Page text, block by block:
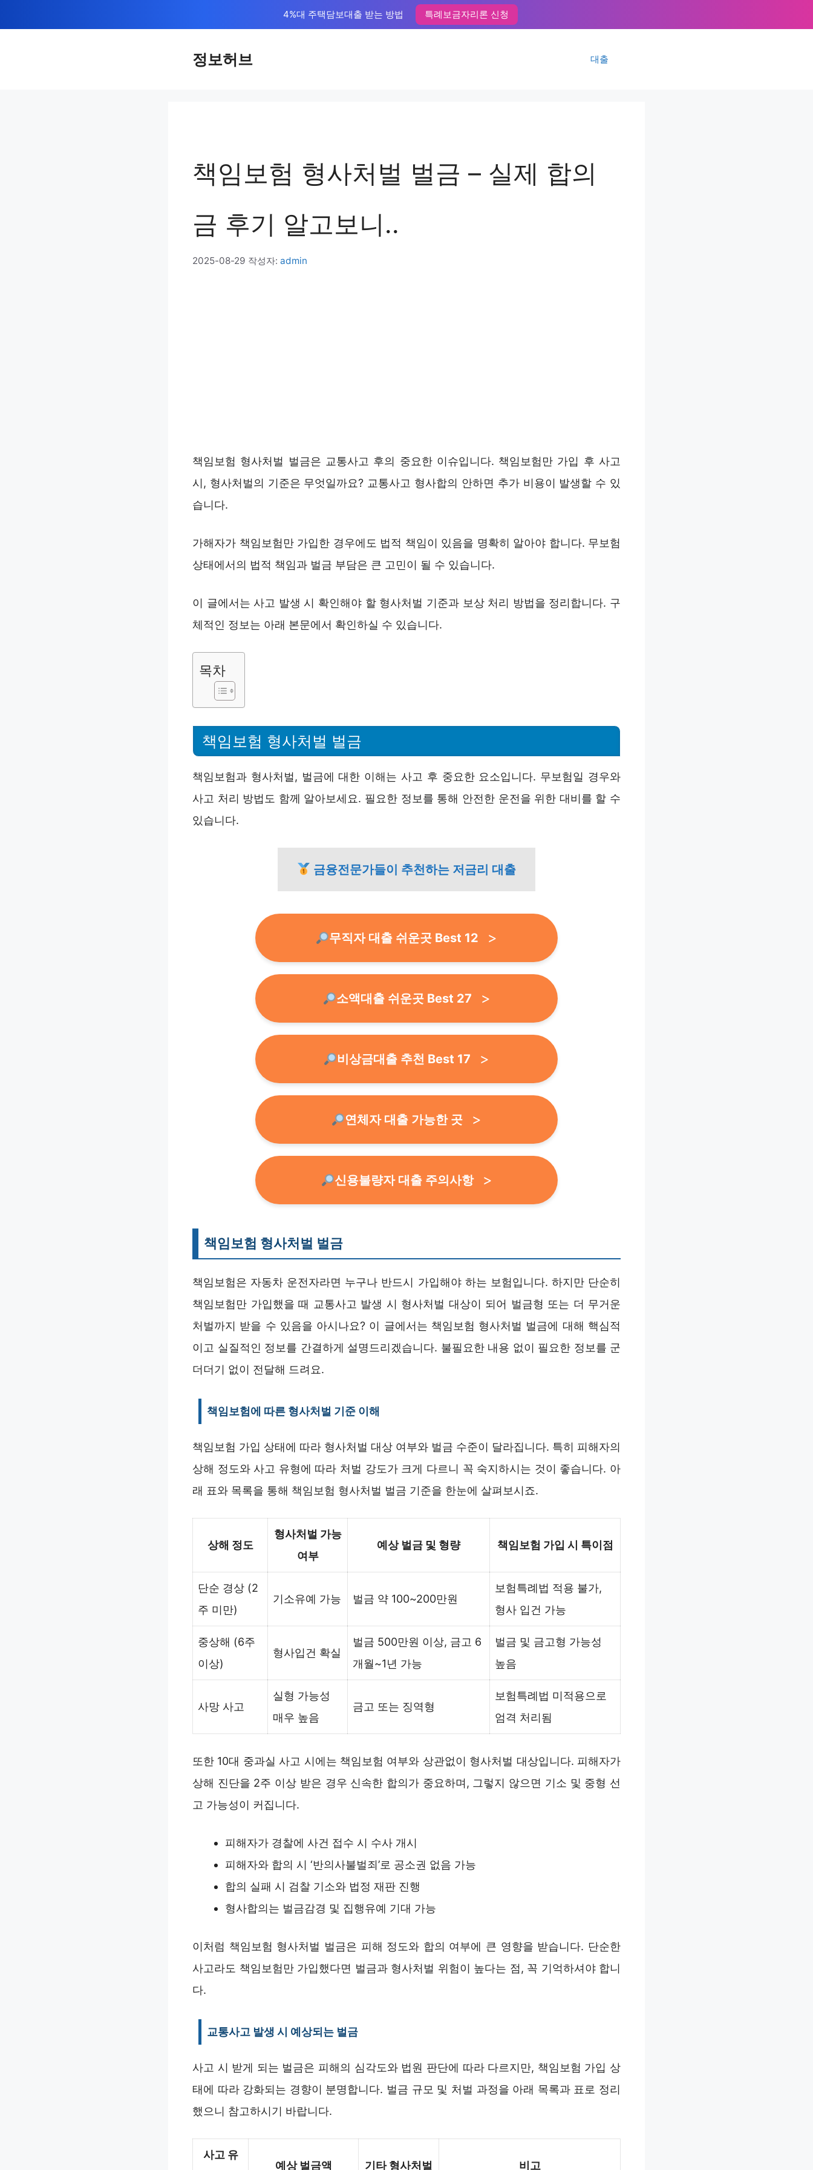
텐
4%대 주택담보대출 받는 방법 특례보금자리론 신청
정보허브 대출
책임보험 형사처벌 벌금 – 실제 합의
금 후기 알고보니..
2025-08-29 작성자: admin
책임보험 형사처벌 벌금은 교통사고 후의 중요한 이슈입니다. 책임보험만 가입 후 사고
시, 형사처벌의 기준은 무엇일까요? 교통사고 형사합의 안하면 추가 비용이 발생할 수 있
습니다.
가해자가 책임보험만 가입한 경우에도 법적 책임이 있음을 명확히 알아야 합니다. 무보험
상태에서의 법적 책임과 벌금 부담은 큰 고민이 될 수 있습니다.
이 글에서는 사고 발생 시 확인해야 할 형사처벌 기준과 보상 처리 방법을 정리합니다. 구
체적인 정보는 아래 본문에서 확인하실 수 있습니다.
목차
책임보험 형사처벌 벌금
책임보험과 형사처벌, 벌금에 대한 이해는 사고 후 중요한 요소입니다. 무보험일 경우와
사고 처리 방법도 함께 알아보세요. 필요한 정보를 통해 안전한 운전을 위한 대비를 할 수
있습니다.
금융전문가들이 추천하는 저금리 대출
무직자 대출 쉬운곳 Best 12
소액대출 쉬운곳 Best 27
비상금대출 추천 Best 17
연체자 대출 가능한 곳
신용불량자 대출 주의사항
책임보험 형사처벌 벌금
책임보험은 자동차 운전자라면 누구나 반드시 가입해야 하는 보험입니다. 하지만 단순히
책임보험만 가입했을 때 교통사고 발생 시 형사처벌 대상이 되어 벌금형 또는 더 무거운
처벌까지 받을 수 있음을 아시나요? 이 글에서는 책임보험 형사처벌 벌금에 대해 핵심적
이고 실질적인 정보를 간결하게 설명드리겠습니다. 불필요한 내용 없이 필요한 정보를 군
더더기 없이 전달해 드려요.
책임보험에 따른 형사처벌 기준 이해
책임보험 가입 상태에 따라 형사처벌 대상 여부와 벌금 수준이 달라집니다. 특히 피해자의
상해 정도와 사고 유형에 따라 처벌 강도가 크게 다르니 꼭 숙지하시는 것이 좋습니다. 아
래 표와 목록을 통해 책임보험 형사처벌 벌금 기준을 한눈에 살펴보시죠.
상해 정도
형사처벌 가능
여부
예상 벌금 및 형량 책임보험 가입 시 특이점
단순 경상 (2
주 미만)
기소유예 가능 벌금 약 100~200만원
보험특례법 적용 불가,
형사 입건 가능
중상해 (6주
이상)
형사입건 확실
벌금 500만원 이상, 금고 6
개월~1년 가능
벌금 및 금고형 가능성
높음
사망 사고
실형 가능성
매우 높음
금고 또는 징역형
보험특례법 미적용으로
엄격 처리됨
또한 10대 중과실 사고 시에는 책임보험 여부와 상관없이 형사처벌 대상입니다. 피해자가
상해 진단을 2주 이상 받은 경우 신속한 합의가 중요하며, 그렇지 않으면 기소 및 중형 선
고 가능성이 커집니다.
피해자가 경찰에 사건 접수 시 수사 개시
피해자와 합의 시 ‘반의사불벌죄’로 공소권 없음 가능
합의 실패 시 검찰 기소와 법정 재판 진행
형사합의는 벌금감경 및 집행유예 기대 가능
이처럼 책임보험 형사처벌 벌금은 피해 정도와 합의 여부에 큰 영향을 받습니다. 단순한
사고라도 책임보험만 가입했다면 벌금과 형사처벌 위험이 높다는 점, 꼭 기억하셔야 합니
다.
교통사고 발생 시 예상되는 벌금
사고 시 받게 되는 벌금은 피해의 심각도와 법원 판단에 따라 다르지만, 책임보험 가입 상
태에 따라 강화되는 경향이 분명합니다. 벌금 규모 및 처벌 과정을 아래 목록과 표로 정리
했으니 참고하시기 바랍니다.
사고 유
예상 벌금액
기타 형사처벌 비고